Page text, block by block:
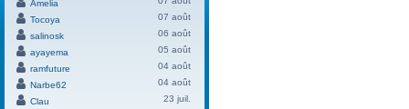
Amelia
Tocoya
07 août
salinosk
06 août
ayayema
05 août
ramfuture
04 août
Narbe62
04 août
Clau
23 juil.